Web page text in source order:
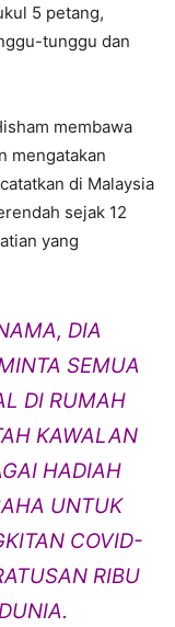
5 petang,
tunggu dan
membawa
mengatakan
di Malaysia
sejak 12
yang
DIA
SEMUA
DI RUMAH
KAWALAN
HADIAH
UNTUK
COVID-
RIBU